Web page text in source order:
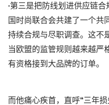
·第三是把防线划进供应链
国时尚联合会共建了一个共
持续合规与尽职调查。这不
当欧盟的监管规则越来越严
有资格接到大品牌的订单。
而他痛心疾首，直呼“三年